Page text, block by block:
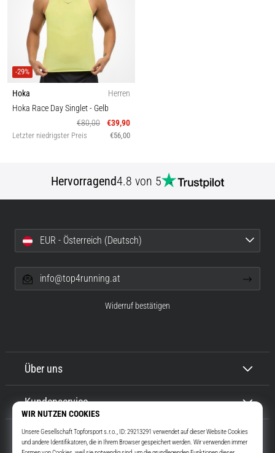
-29%
Hoka
Herren
Hoka Race Day Singlet- Gelb
€80,00
€39,90
Letzter niedrigster Preis €56,00
Hervorragend4.8 von 5
Über uns
Kundenservice
EUR - Österreich (Deutsch)
info@top4running.at
Widerruf bestätigen